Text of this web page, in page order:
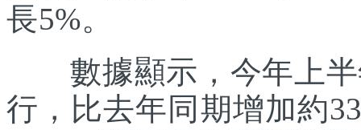
長5%。
數據顯示，今年上半
行，比去年同期增加約